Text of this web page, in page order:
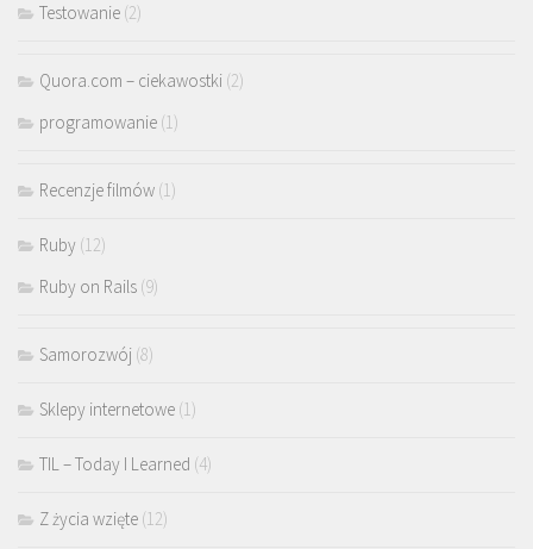
Testowanie (2)
Quora.com – ciekawostki (2)
programowanie (1)
Recenzje filmów (1)
Ruby (12)
Ruby on Rails (9)
Samorozwój (8)
Sklepy internetowe (1)
TIL – Today I Learned (4)
Z życia wzięte (12)